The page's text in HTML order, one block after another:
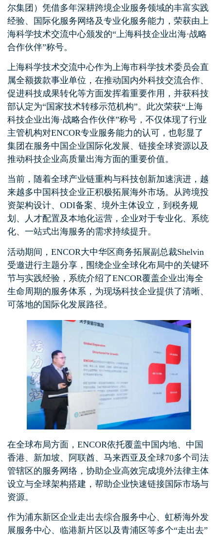
尔集团）凭借多年深耕跨境企业服务领域的丰富实践
经验、国际化服务网络及专业化服务能力，荣获由上
海科学技术交流中心颁发的“上海科技企业出海·战略
合作伙伴”称号。
上海科学技术交流中心作为上海市科学技术委员会直
属全额拨款事业单位，在推动国内外科技交流合作、
促进科技成果转化等方面发挥着重要作用，并获科技
部认定为“国家技术转移示范机构”。此次荣获“上海
科技企业出海·战略合作伙伴”称号，不仅体现了行业
主管机构对ENCOR专业服务能力的认可，也彰显了
集团在服务中国企业国际化发展、链接全球资源以及
推动科技企业高质量出海方面的重要价值。
当前，随着全球产业链重构与科技创新加速演进，越
来越多中国科技企业正积极拓展海外市场。从跨境投
资架构设计、ODI备案、境外主体设立，到税务规
划、人才配置及本地化运营，企业对于专业化、系统
化、一站式出海服务的需求持续提升。
活动期间，ENCOR大中华区商务拓展副总裁Shelvin
受邀进行主题分享，围绕企业全球化布局中的关键环
节与实践经验，系统介绍了ENCOR覆盖企业出海全
生命周期的服务体系，为现场科技企业提供了清晰、
可落地的国际化发展路径。
在全球布局方面，ENCOR依托覆盖中国内地、中国
香港、新加坡、阿联酋、马来西亚及全球70多个司法
管辖区的服务网络，协助企业高效完成境外法律主体
设立与全球架构搭建，帮助企业快速链接国际市场与
资源。
作为浦东新区企业走出去综合服务中心、虹桥海外发
展服务中心、临港新片区以及青浦区等多个“走出去”